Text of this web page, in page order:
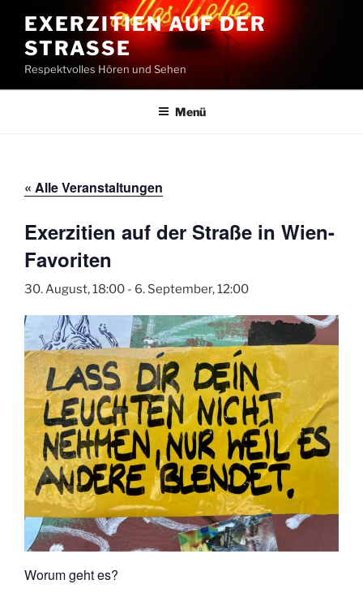
Inhalt
springen
EXERZITIEN AUF DER
STRASSE
Respektvolles Hören und Sehen
Menü
« Alle Veranstaltungen
Exerzitien auf der Straße in Wien-
Favoriten
30. August, 18:00 - 6. September, 12:00
Worum geht es?